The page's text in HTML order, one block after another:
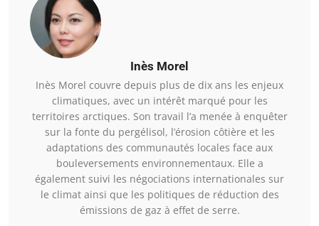
Inès Morel
Inès Morel couvre depuis plus de dix ans les enjeux
climatiques, avec un intérêt marqué pour les
territoires arctiques. Son travail l’a menée à enquêter
sur la fonte du pergélisol, l’érosion côtière et les
adaptations des communautés locales face aux
bouleversements environnementaux. Elle a
également suivi les négociations internationales sur
le climat ainsi que les politiques de réduction des
émissions de gaz à effet de serre.